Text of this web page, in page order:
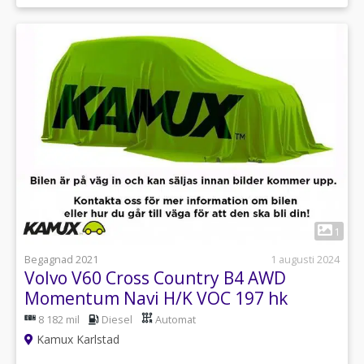
1
Begagnad 2021
1 augusti 2024
Volvo V60 Cross Country B4 AWD
Momentum Navi H/K VOC 197 hk
8 182 mil Diesel Automat
Kamux Karlstad